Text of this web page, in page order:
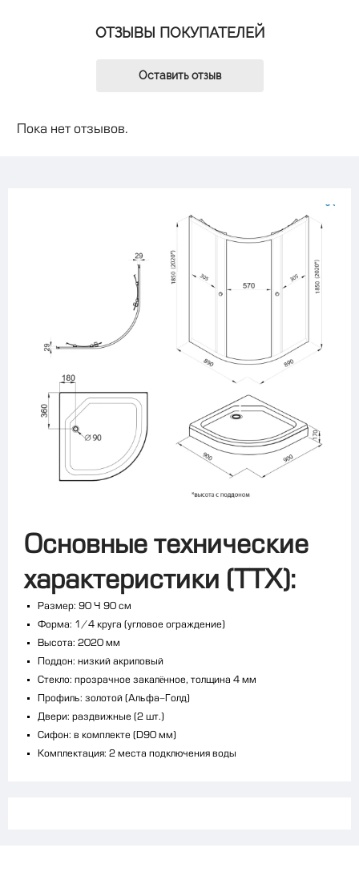
ОТЗЫВЫ ПОКУПАТЕЛЕЙ
Оставить отзыв
Пока нет отзывов.
Основные технические
характеристики (ТТХ):
Размер: 90 × 90 см
Форма: 1/4 круга (угловое ограждение)
Высота: 2020 мм
Поддон: низкий акриловый
Стекло: прозрачное закалённое, толщина 4 мм
Профиль: золотой (Альфа-Голд)
Двери: раздвижные (2 шт.)
Сифон: в комплекте (D90 мм)
Комплектация: 2 места подключения воды